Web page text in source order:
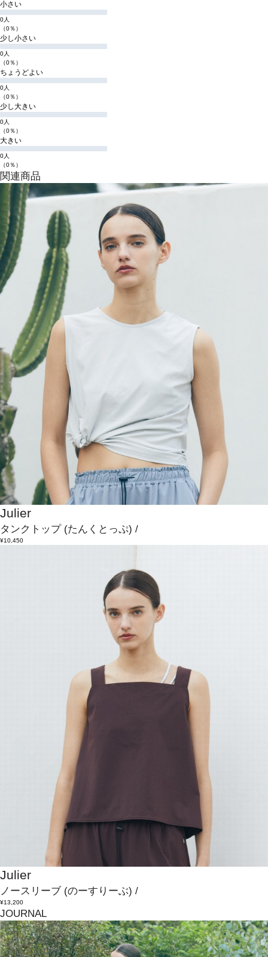
小さい
0人
（0％）
少し小さい
0人
（0％）
ちょうどよい
0人
（0％）
少し大きい
0人
（0％）
大きい
0人
（0％）
関連商品
Julier
タンクトップ (たんくとっぷ) /
¥10,450
Julier
ノースリーブ (のーすりーぶ) /
¥13,200
JOURNAL